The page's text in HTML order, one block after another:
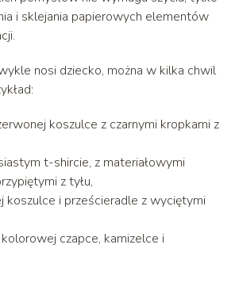
i sklejania papierowych elementów
nosi dziecko, można w kilka chwil
koszulce z czarnymi kropkami z
t-shircie, z materiałowymi
z tyłu,
koszulce i prześcieradle z wyciętymi
czapce, kamizelce i